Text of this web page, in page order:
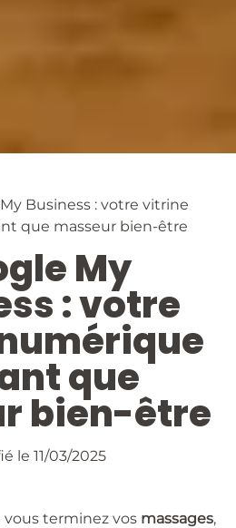
Business : votre vitrine
que masseur bien-être
My
: votre
que
bien-être
le 11/03/2025
terminez vos massages,